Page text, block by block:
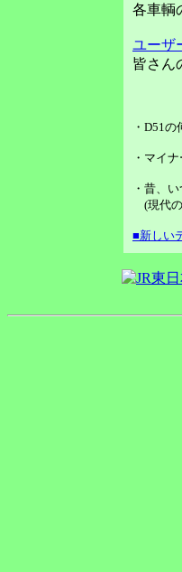
各車輌
ユーザ
皆さん
・D51
・マイ
・昔、
(現代の
■新しい